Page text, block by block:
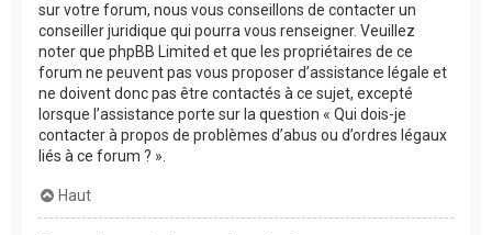
sur votre forum, nous vous conseillons de contacter un
conseiller juridique qui pourra vous renseigner. Veuillez
noter que phpBB Limited et que les propriétaires de ce
forum ne peuvent pas vous proposer d’assistance légale et
ne doivent donc pas être contactés à ce sujet, excepté
lorsque l’assistance porte sur la question « Qui dois-je
contacter à propos de problèmes d’abus ou d’ordres légaux
liés à ce forum ? ».
Haut